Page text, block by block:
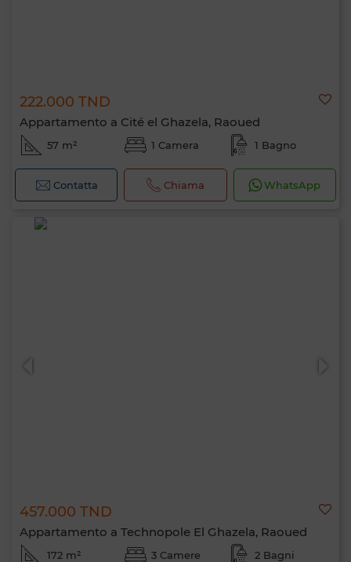
222.000 TND
Appartamento a Cité el Ghazela, Raoued
57 m² 1 Camera 1 Bagno
Contatta Chiama WhatsApp
457.000 TND
Appartamento a Technopole El Ghazela, Raoued
172 m² 3 Camere 2 Bagni